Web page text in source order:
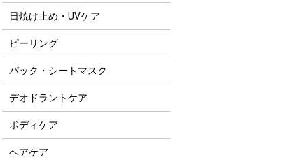
日焼け止め・UVケア
ピーリング
パック・シートマスク
デオドラントケア
ボディケア
ヘアケア